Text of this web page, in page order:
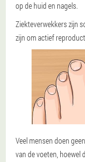
op de huid en nagels.
Ziekteverwekkers zijn
zijn om actief
Veel mensen doen
van de voeten, hoewel